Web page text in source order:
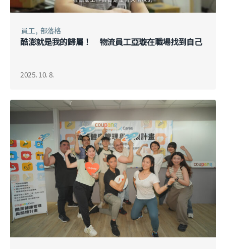
員工 部落格
酷澎就是我的歸屬！ 物流員工亞璇在職場找到自己
2025. 10. 8.